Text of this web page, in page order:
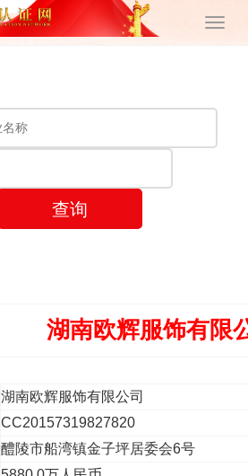
查询
湖南欧辉服饰有限
湖南欧辉服饰有限公司
CC20157319827820
醴陵市船湾镇金子坪居委会6号